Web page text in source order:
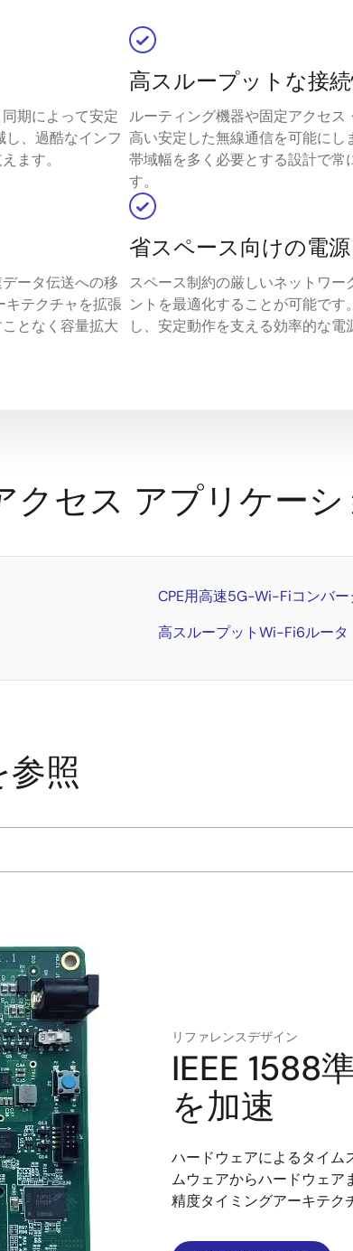
期によって安定
、過酷なインフ
ます。
高スループットな接
ルーティング機器や固定アクセ
高い安定した無線通信を可能に
帯域幅を多く必要とする設計で
す。
ータ伝送への移
テクチャを拡張
となく容量拡大
省スペース向けの電
スペース制約の厳しいネットワ
ントを最適化することが可能で
し、安定動作を支える効率的な
クセス アプリケー
CPE用高速5G-Wi-Fiコンバ
高スループットWi-Fi6ルータ
照
リファレンスデザイン
IEEE 1588
を加速
ハードウェアによるタイム
ムウェアからハードウェア
精度タイミングアーキテク